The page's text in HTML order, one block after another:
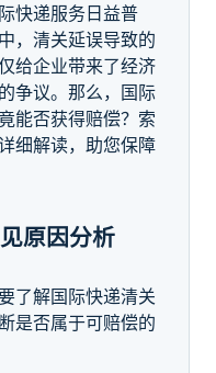
快递服务日益普
，清关延误导致的
给企业带来了经济
争议。那么，国际
能否获得赔偿？索
细解读，助您保障
原因分析
了解国际快递清关
是否属于可赔偿的